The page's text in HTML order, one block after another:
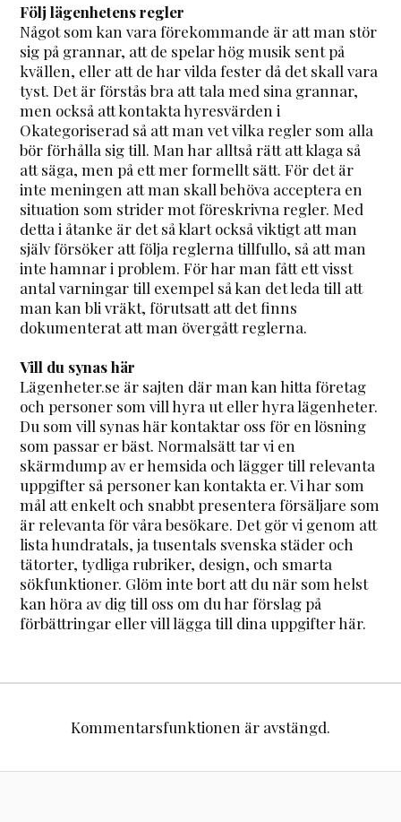
Följ lägenhetens regler
Något som kan vara förekommande är att man stör
sig på grannar, att de spelar hög musik sent på
kvällen, eller att de har vilda fester då det skall vara
tyst. Det är förstås bra att tala med sina grannar,
men också att kontakta hyresvärden i
Okategoriserad så att man vet vilka regler som alla
bör förhålla sig till. Man har alltså rätt att klaga så
att säga, men på ett mer formellt sätt. För det är
inte meningen att man skall behöva acceptera en
situation som strider mot föreskrivna regler. Med
detta i åtanke är det så klart också viktigt att man
själv försöker att följa reglerna tillfullo, så att man
inte hamnar i problem. För har man fått ett visst
antal varningar till exempel så kan det leda till att
man kan bli vräkt, förutsatt att det finns
dokumenterat att man övergått reglerna.
Vill du synas här
Lägenheter.se är sajten där man kan hitta företag
och personer som vill hyra ut eller hyra lägenheter.
Du som vill synas här kontaktar oss för en lösning
som passar er bäst. Normalsätt tar vi en
skärmdump av er hemsida och lägger till relevanta
uppgifter så personer kan kontakta er. Vi har som
mål att enkelt och snabbt presentera försäljare som
är relevanta för våra besökare. Det gör vi genom att
lista hundratals, ja tusentals svenska städer och
tätorter, tydliga rubriker, design, och smarta
sökfunktioner. Glöm inte bort att du när som helst
kan höra av dig till oss om du har förslag på
förbättringar eller vill lägga till dina uppgifter här.
Kommentarsfunktionen är avstängd.